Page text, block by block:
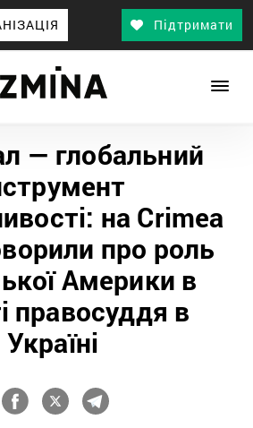
Підтримати
— глобальний
на Crimea
про роль
Америки в
правосуддя в
Україні